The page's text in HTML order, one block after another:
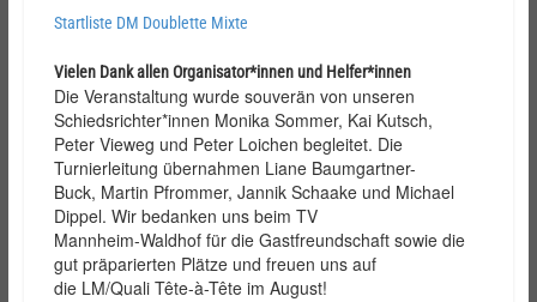
Startliste DM Doublette Mixte
Vielen Dank allen Organisator*innen und Helfer*innen
Die Veranstaltung wurde souverän von unseren
Schiedsrichter*innen Monika Sommer, Kai Kutsch,
Peter Vieweg und Peter Loichen begleitet. Die
Turnierleitung übernahmen Liane Baumgartner-
Buck, Martin Pfrommer, Jannik Schaake und Michael
Dippel. Wir bedanken uns beim TV
Mannheim-Waldhof für die Gastfreundschaft sowie die
gut präparierten Plätze und freuen uns auf
die LM/Quali Tête-à-Tête im August!